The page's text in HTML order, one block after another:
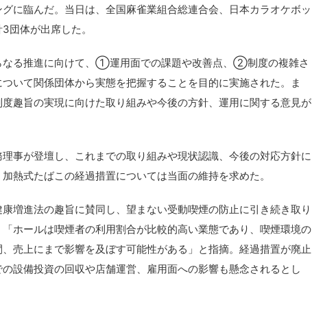
に臨んだ。当日は、全国麻雀業組合総連合会、日本カラオケボッ
団体が出席した。
なる推進に向けて、①運用面での課題や改善点、②制度の複雑さ
いて関係団体から実態を把握することを目的に実施された。ま
趣旨の実現に向けた取り組みや今後の方針、運用に関する意見が
事が登壇し、これまでの取り組みや現状認識、今後の対応方針に
熱式たばこの経過措置については当面の維持を求めた。
増進法の趣旨に賛同し、望まない受動喫煙の防止に引き続き取り
ホールは喫煙者の利用割合が比較的高い業態であり、喫煙環境の
売上にまで影響を及ぼす可能性がある」と指摘。経過措置が廃止
設備投資の回収や店舗運営、雇用面への影響も懸念されるとし